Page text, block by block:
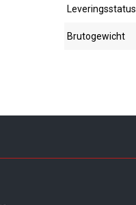
Leveringsstatus
Brutogewicht